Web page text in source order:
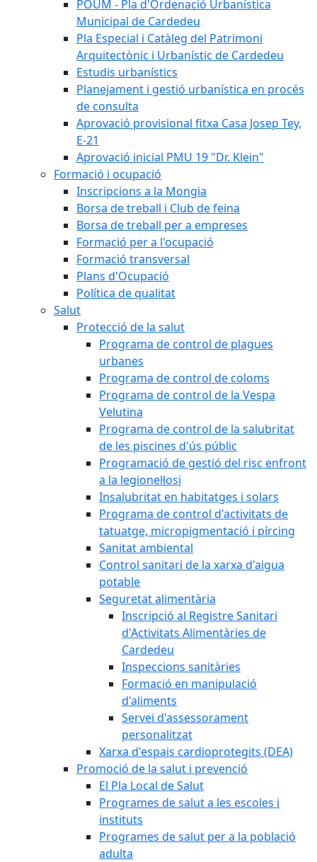
POUM - Pla d'Ordenació Urbanística
Municipal de Cardedeu
Pla Especial i Catàleg del Patrimoni
Arquitectònic i Urbanístic de Cardedeu
Estudis urbanístics
Planejament i gestió urbanística en procés
de consulta
Aprovació provisional fitxa Casa Josep Tey,
E-21
Aprovació inicial PMU 19 "Dr. Klein"
Formació i ocupació
Inscripcions a la Mongia
Borsa de treball i Club de feina
Borsa de treball per a empreses
Formació per a l'ocupació
Formació transversal
Plans d'Ocupació
Política de qualitat
Salut
Protecció de la salut
Programa de control de plagues
urbanes
Programa de control de coloms
Programa de control de la Vespa
Velutina
Programa de control de la salubritat
de les piscines d'ús públic
Programació de gestió del risc enfront
a la legionel·losi
Insalubritat en habitatges i solars
Programa de control d'activitats de
tatuatge, micropigmentació i pírcing
Sanitat ambiental
Control sanitari de la xarxa d'aigua
potable
Seguretat alimentària
Inscripció al Registre Sanitari
d'Activitats Alimentàries de
Cardedeu
Inspeccions sanitàries
Formació en manipulació
d'aliments
Servei d'assessorament
personalitzat
Xarxa d'espais cardioprotegits (DEA)
Promoció de la salut i prevenció
El Pla Local de Salut
Programes de salut a les escoles i
instituts
Programes de salut per a la població
adulta